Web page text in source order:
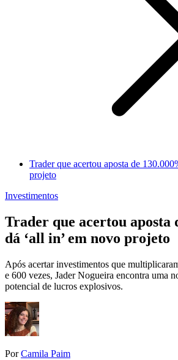
Trader que acertou aposta de
projeto
Investimentos
Trader que acertou aposta
dá ‘all in’ em novo projeto
Após acertar investimentos que
e 600 vezes, Jader Nogueira encontra uma
potencial de lucros explosivos.
PorCamila Paim